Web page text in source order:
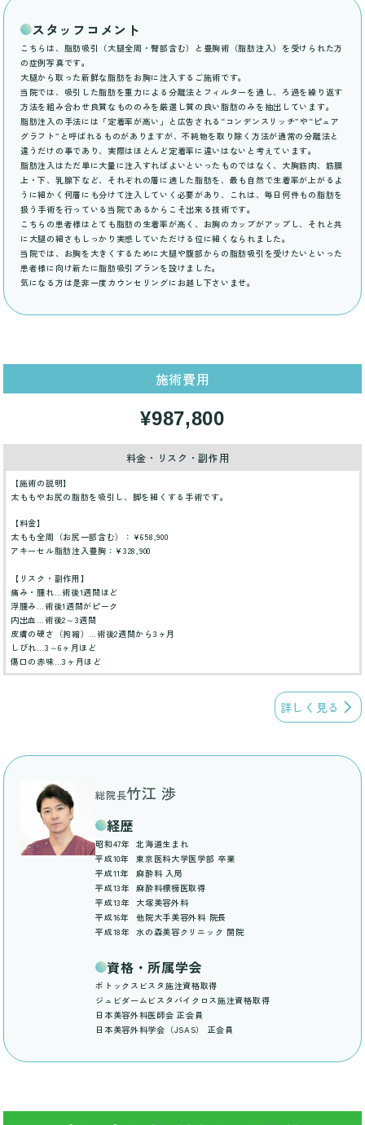
スタッフコメント
こちらは、脂肪吸引（大腿全周・臀部含む）と豊胸術（脂肪注入）を受けられた方
の症例写真です。
大腿から取った新鮮な脂肪をお胸に注入するご施術です。
当院では、吸引した脂肪を重力による分離法とフィルターを通し、ろ過を繰り返す
方法を組み合わせ良質なもののみを厳選し質の良い脂肪のみを抽出しています。
脂肪注入の手法には「定着率が高い」と広告される“コンデンスリッチ”や“ピュア
グラフト”と呼ばれるものがありますが、不純物を取り除く方法が通常の分離法と
違うだけの事であり、実際はほとんど定着率に違いはないと考えています。
脂肪注入はただ単に大量に注入すればよいといったものではなく、大胸筋肉、筋膜
上・下、乳腺下など、それぞれの層に適した脂肪を、最も自然で生着率が上がるよ
うに細かく何層にも分けて注入していく必要があり、これは、毎日何件もの脂肪を
扱う手術を行っている当院であるからこそ出来る技術です。
こちらの患者様はとても脂肪の生着率が高く、お胸のカップがアップし、それと共
に大腿の細さもしっかり実感していただける位に細くなられました。
当院では、お胸を大きくするために大腿や腹部からの脂肪吸引を受けたいといった
患者様に向け新たに脂肪吸引プランを設けました。
気になる方は是非一度カウンセリングにお越し下さいませ。
施術費用
¥987,800
料金・リスク・副作用
【施術の説明】
太ももやお尻の脂肪を吸引し、脚を細くする手術です。
【料金】
太もも全周（お尻一部含む）：¥658,900
アキーセル脂肪注入豊胸：¥328,900
【リスク・副作用】
痛み・腫れ…術後1週間ほど
浮腫み…術後1週間がピーク
内出血…術後2～3週間
皮膚の硬さ（拘縮）…術後2週間から3ヶ月
しびれ…3～6ヶ月ほど
傷口の赤味…3ヶ月ほど
詳しく見る
総院長竹江 渉
経歴
昭和47年
北海道生まれ
平成10年
東京医科大学医学部 卒業
平成11年
麻酔科 入局
平成13年
麻酔科標榜医取得
平成13年
大塚美容外科
平成16年
他院大手美容外科 院長
平成18年
水の森美容クリニック 開院
資格・所属学会
ボトックスビスタ施注資格取得
ジュビダームビスタバイクロス施注資格取得
日本美容外科医師会 正会員
日本美容外科学会（JSAS） 正会員